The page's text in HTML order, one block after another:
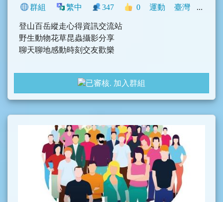
群組 繁中 347 0 運動 臺灣 旅遊
登山百岳縱走心得資訊交流站
野生動物花草昆蟲攝影分享
聊天聊地感動時刻交友歡樂
加入群組